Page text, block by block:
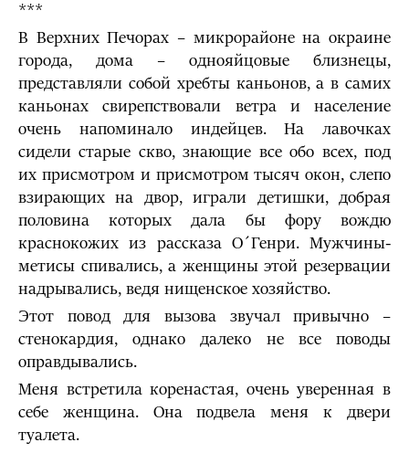
***
В Верхних Печорах – микрорайоне на окраине
города, дома – однояйцовые близнецы,
представляли собой хребты каньонов, а в самих
каньонах свирепствовали ветра и население
очень напоминало индейцев. На лавочках
сидели старые скво, знающие все обо всех, под
их присмотром и присмотром тысяч окон, слепо
взирающих на двор, играли детишки, добрая
половина которых дала бы фору вождю
краснокожих из рассказа О´Генри. Мужчины-
метисы спивались, а женщины этой резервации
надрывались, ведя нищенское хозяйство.
Этот повод для вызова звучал привычно –
стенокардия, однако далеко не все поводы
оправдывались.
Меня встретила коренастая, очень уверенная в
себе женщина. Она подвела меня к двери
туалета.